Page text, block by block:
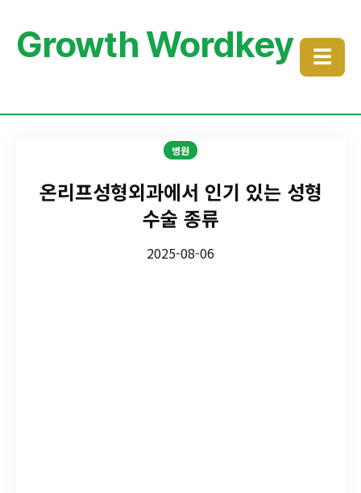
Growth Wordkey ☰
병원
온리프성형외과에서 인기 있는 성형
수술 종류
2025-08-06